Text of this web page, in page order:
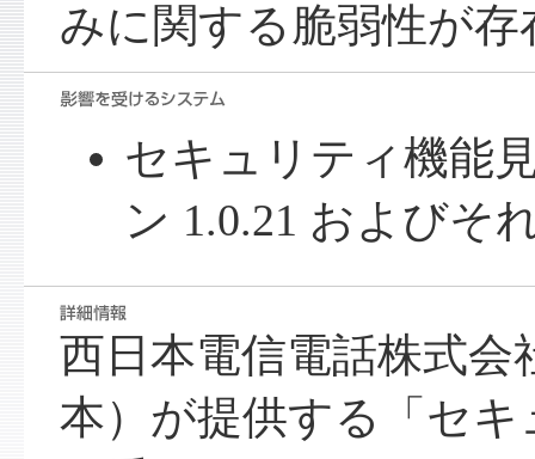
みに関する脆弱性が存
セキュリティ機能
ン 1.0.21 およびそ
西日本電信電話株式会
本）が提供する「セ